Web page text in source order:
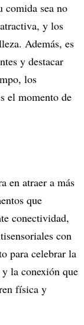
comida sea no
y los
Además, es
y destacar
los
el momento de
en atraer a más
que
conectividad,
con
para celebrar la
la conexión que
física y